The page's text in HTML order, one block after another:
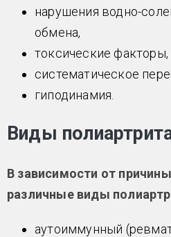
нарушения водно-
обмена,
токсические факторы,
систематическое
гиподинамия.
Виды
В зависимости от
различные виды
аутоиммунный